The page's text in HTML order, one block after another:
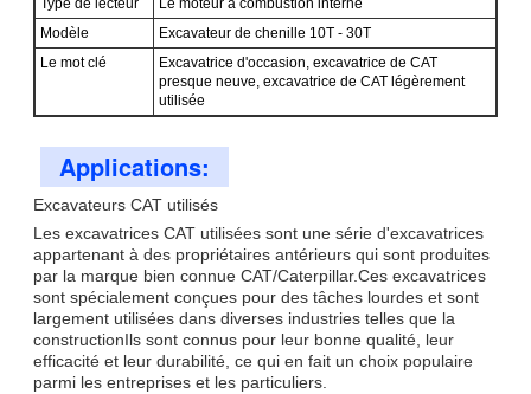
SOUMETTRE
Type de lecteur
Le moteur à combustion interne
Modèle
Excavateur de chenille 10T - 30T
Le mot clé
Excavatrice d'occasion, excavatrice de CAT
presque neuve, excavatrice de CAT légèrement
utilisée
Applications:
Excavateurs CAT utilisés
Les excavatrices CAT utilisées sont une série d'excavatrices
appartenant à des propriétaires antérieurs qui sont produites
par la marque bien connue CAT/Caterpillar.Ces excavatrices
sont spécialement conçues pour des tâches lourdes et sont
largement utilisées dans diverses industries telles que la
constructionIls sont connus pour leur bonne qualité, leur
efficacité et leur durabilité, ce qui en fait un choix populaire
parmi les entreprises et les particuliers.